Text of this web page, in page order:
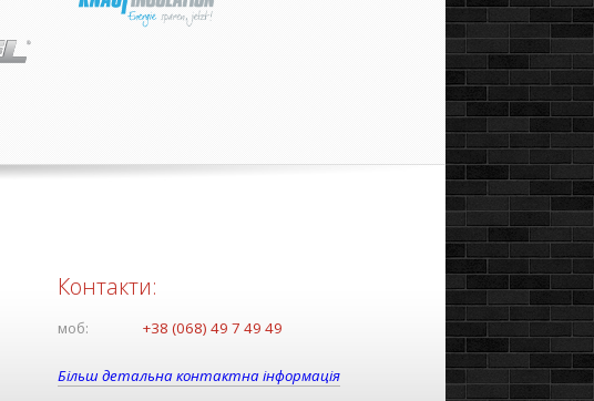
Контакти:
моб: +38 (068) 49 7 49 49
Більш детальна контактна інформація